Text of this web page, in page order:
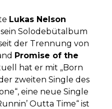
Lukas Nelson
sein Solodebütalbum
der Trennung von
Promise of the
hat er mit „Born
zweiten Single des
eine neue Single
Outta Time“ ist